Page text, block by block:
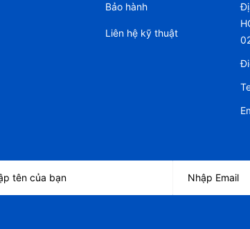
Bảo hành
Liên hệ kỹ thuật